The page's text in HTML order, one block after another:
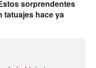
sorprendentes
hace ya